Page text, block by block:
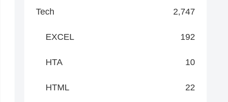
Tech 2,747
EXCEL 192
HTA 10
HTML 22